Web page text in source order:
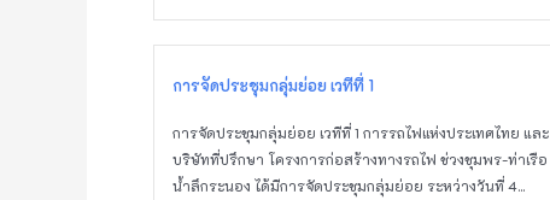
การจัดประชุมกลุ่มย่อย เวทีที่ 1
การจัดประชุมกลุ่มย่อย เวทีที่ 1 การรถไฟแห่งประเทศไทย และ
บริษัทที่ปรึกษา โครงการก่อสร้างทางรถไฟ ช่วงชุมพร-ท่าเรือ
น้ำลึกระนอง ได้มีการจัดประชุมกลุ่มย่อย ระหว่างวันที่ 4...